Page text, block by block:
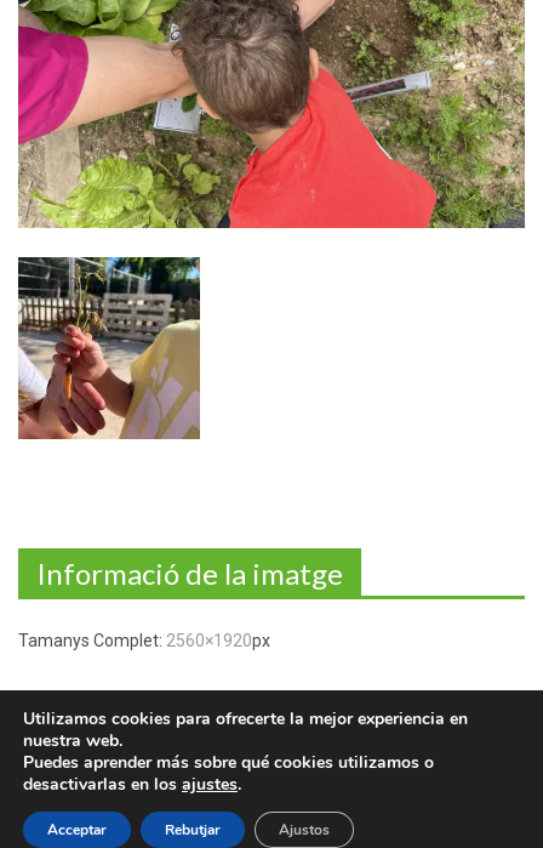
Informació de la imatge
Tamanys Complet: 2560×1920px
COPYRIGHT © 2017 - NINOS GESTIÓ EDUCATIVA:
ESCOLES INFANTILS
QUI SOM AVÍS LEGAL i POLÍTICA DE PROTECCIÓ DE DADES
Utilizamos cookies para ofrecerte la mejor experiencia en
nuestra web.
Puedes aprender más sobre qué cookies utilizamos o
desactivarlas en los ajustes.
Acceptar Rebutjar Ajustos